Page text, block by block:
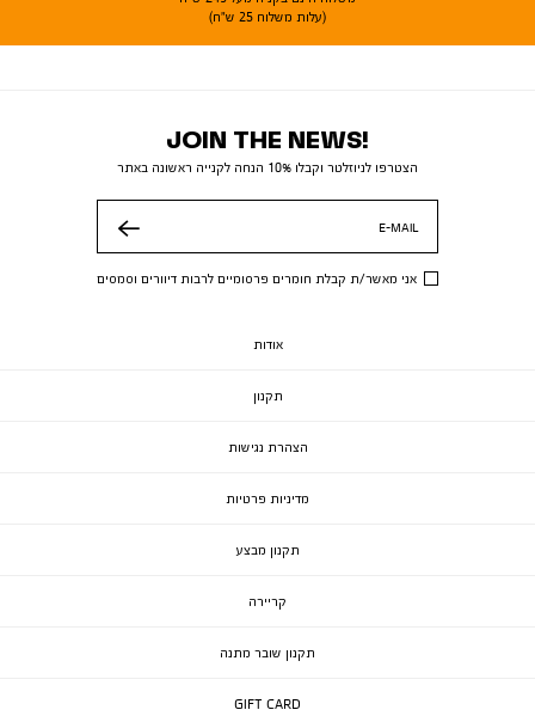
(עלות משלוח 25 ש"ח)
JOIN THE NEWS!
הצטרפו לניוזלטר וקבלו 10% הנחה לקנייה ראשונה באתר
E-MAIL
אני מאשר/ת קבלת חומרים פרסומיים לרבות דיוורים וסמסים
אודות
תקנון
הצהרת נגישות
מדיניות פרטיות
תקנון מבצע
קריירה
תקנון שובר מתנה
GIFT CARD